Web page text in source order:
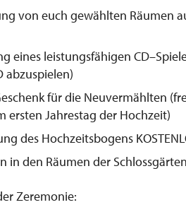
von euch gewählten Räumen
eines leistungsfähigen
abzuspielen)
für die Neuvermählten
ersten Jahrestag der Hochzeit)
des Hochzeitsbogens
in den Räumen der Schlossgärten
Zeremonie: